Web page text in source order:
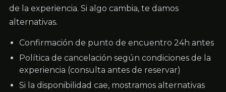
de la experiencia. Si algo cambia, te damos
alternativas.
Confirmación de punto de encuentro 24h antes
Política de cancelación según condiciones de la
experiencia (consulta antes de reservar)
Si la disponibilidad cae, mostramos alternativas